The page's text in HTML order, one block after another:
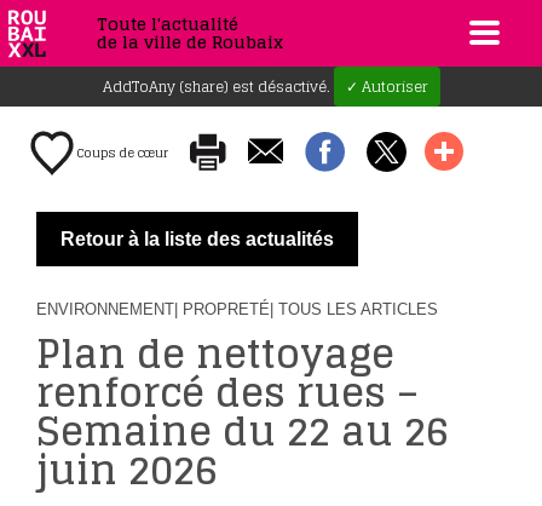
Toute l'actualité
de la ville de Roubaix
AddToAny (share) est désactivé. ✓ Autoriser
Coups de cœur
Retour à la liste des actualités
ENVIRONNEMENT | PROPRETÉ | TOUS LES ARTICLES
Plan de nettoyage
renforcé des rues –
Semaine du 22 au 26
juin 2026